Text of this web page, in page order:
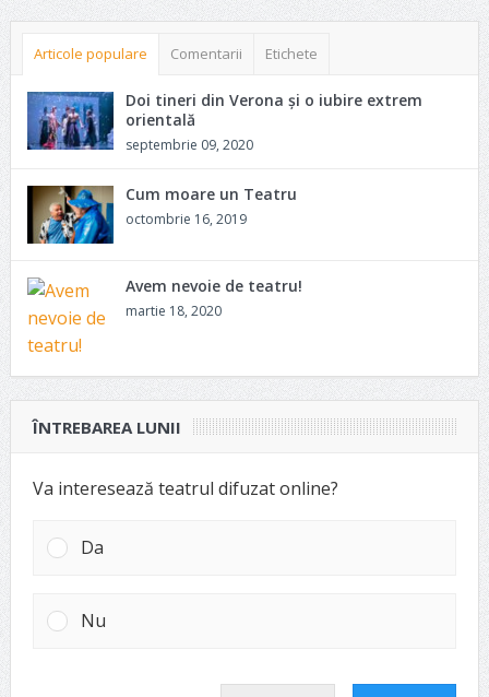
Articole populare Comentarii Etichete
Doi tineri din Verona și o iubire extrem
orientală
septembrie 09, 2020
Cum moare un Teatru
octombrie 16, 2019
Avem nevoie de teatru!
martie 18, 2020
ÎNTREBAREA LUNII
Va interesează teatrul difuzat online?
Da
Nu